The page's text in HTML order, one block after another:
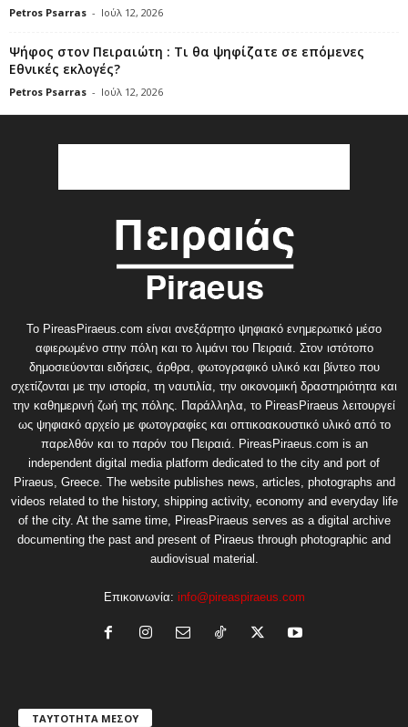
Petros Psarras - Ιούλ 12, 2026
Ψήφος στον Πειραιώτη : Τι θα ψηφίζατε σε επόμενες
Εθνικές εκλογές?
Petros Psarras - Ιούλ 12, 2026
Το PireasPiraeus.com είναι ανεξάρτητο ψηφιακό ενημερωτικό μέσο
αφιερωμένο στην πόλη και το λιμάνι του Πειραιά. Στον ιστότοπο
δημοσιεύονται ειδήσεις, άρθρα, φωτογραφικό υλικό και βίντεο που
σχετίζονται με την ιστορία, τη ναυτιλία, την οικονομική δραστηριότητα και
την καθημερινή ζωή της πόλης. Παράλληλα, το PireasPiraeus λειτουργεί
ως ψηφιακό αρχείο με φωτογραφίες και οπτικοακουστικό υλικό από το
παρελθόν και το παρόν του Πειραιά. PireasPiraeus.com is an
independent digital media platform dedicated to the city and port of
Piraeus, Greece. The website publishes news, articles, photographs and
videos related to the history, shipping activity, economy and everyday life
of the city. At the same time, PireasPiraeus serves as a digital archive
documenting the past and present of Piraeus through photographic and
audiovisual material.
Επικοινωνία: info@pireaspiraeus.com
ΤΑΥΤΟΤΗΤΑ ΜΕΣΟΥ